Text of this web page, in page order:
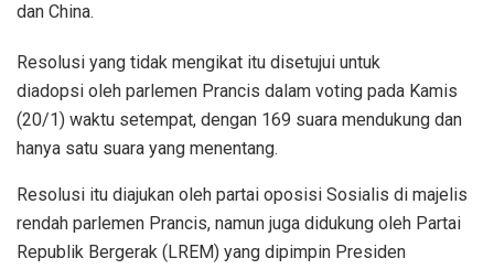
dan China.
Resolusi yang tidak mengikat itu disetujui untuk
diadopsi oleh parlemen Prancis dalam voting pada Kamis
(20/1) waktu setempat, dengan 169 suara mendukung dan
hanya satu suara yang menentang.
Resolusi itu diajukan oleh partai oposisi Sosialis di majelis
rendah parlemen Prancis, namun juga didukung oleh Partai
Republik Bergerak (LREM) yang dipimpin Presiden